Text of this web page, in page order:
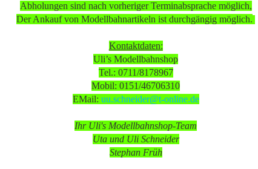
Abholungen sind nach vorheriger Terminabsprache möglich,
Der Ankauf von Modellbahnartikeln ist durchgängig möglich.
Kontaktdaten:
Uli’s Modellbahnshop
Tel.: 0711/8178967
Mobil: 0151/46706310
EMail: uu.schneider@t-online.de
Ihr Uli's Modellbahnshop-Team
Uta und Uli Schneider
Stephan Früh
(12.08.26) bis Mittwoch (16.09.26)
dieser Zeit aber online, so dass Bestellungen aufgegeben werden
nach vorheriger Terminabsprache möglich,
Modellbahnartikeln ist durchgängig möglich.
Letzter » 69Artikel in dieser Kategorie